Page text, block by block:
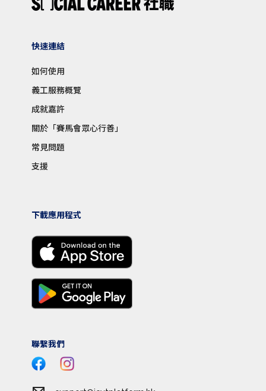
快速連結
如何使用
義工服務概覽
成就嘉許
關於「賽馬會眾心行善」
常見問題
支援
下載應用程式
聯繫我們